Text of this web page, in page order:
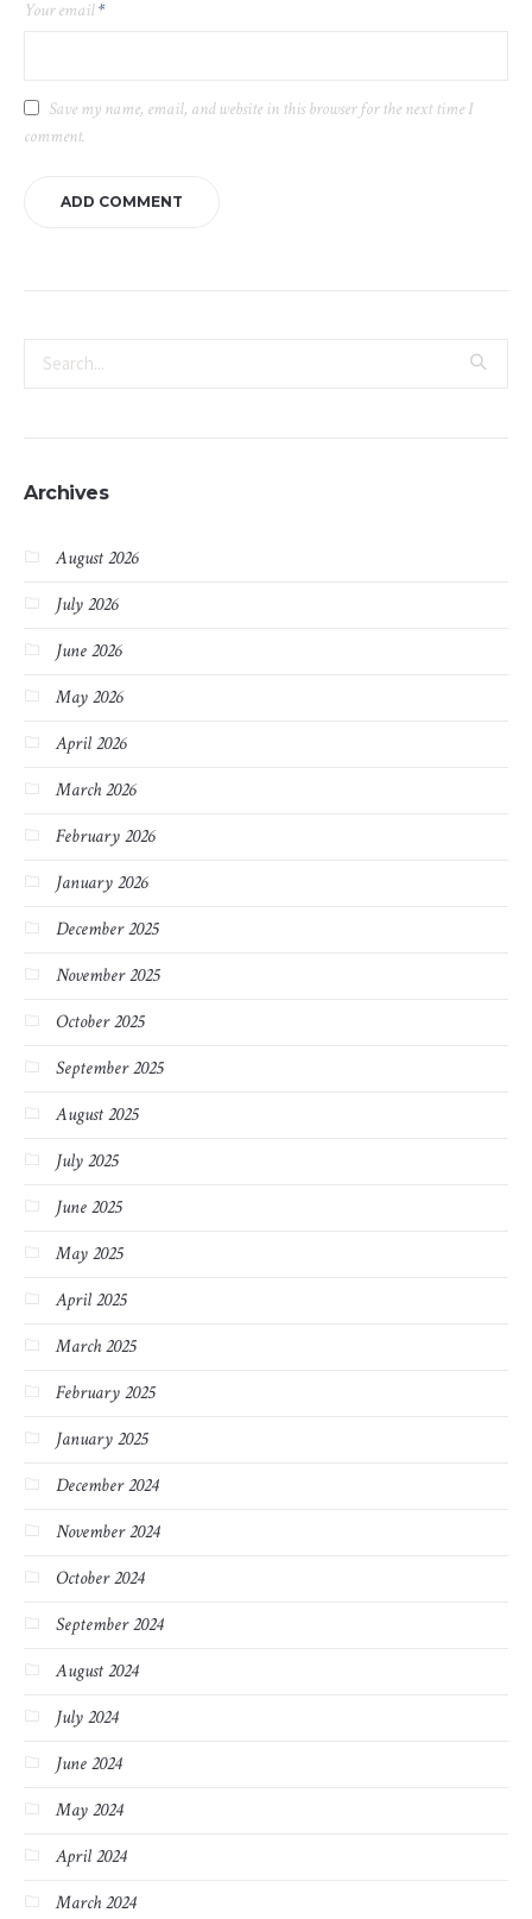
Your email*
Save my name, email, and website in this browser for the next time I
comment.
Archives
August 2026
July 2026
June 2026
May 2026
April 2026
March 2026
February 2026
January 2026
December 2025
November 2025
October 2025
September 2025
August 2025
July 2025
June 2025
May 2025
April 2025
March 2025
February 2025
January 2025
December 2024
November 2024
October 2024
September 2024
August 2024
July 2024
June 2024
May 2024
April 2024
March 2024